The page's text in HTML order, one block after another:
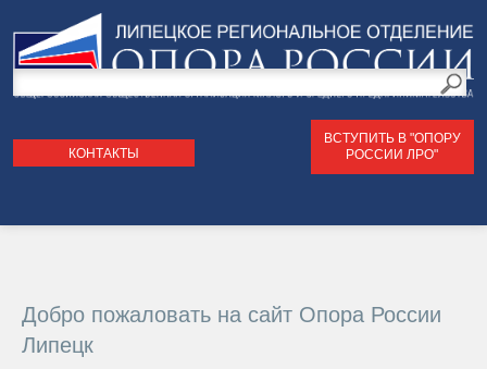
поискаКОНТАКТЫ
ВСТУПИТЬ В "ОПОРУ
РОССИИ ЛРО"
Back
top
Добро пожаловать на сайт Опора России
Липецк